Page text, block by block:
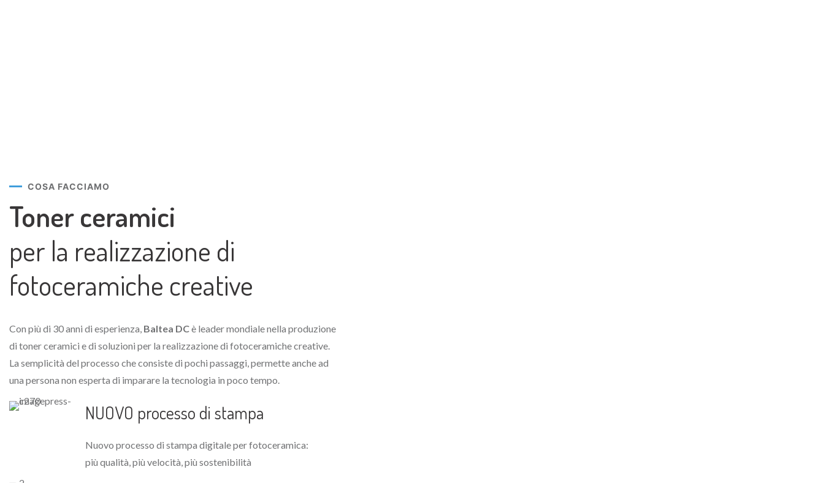
COSA FACCIAMO
Toner ceramici
per la realizzazione di
fotoceramiche creative
Con più di 30 anni di esperienza, Baltea DCè leader mondiale nella produzione
di toner ceramici e di soluzioni per la realizzazione di fotoceramiche creative.
La semplicità del processo che consiste di pochi passaggi, permette anche ad
una persona non esperta di imparare la tecnologia in poco tempo.
NUOVO processo di stampa
Nuovo processo di stampa digitale per fotoceramica:
più qualità, più velocità, più sostenibilità